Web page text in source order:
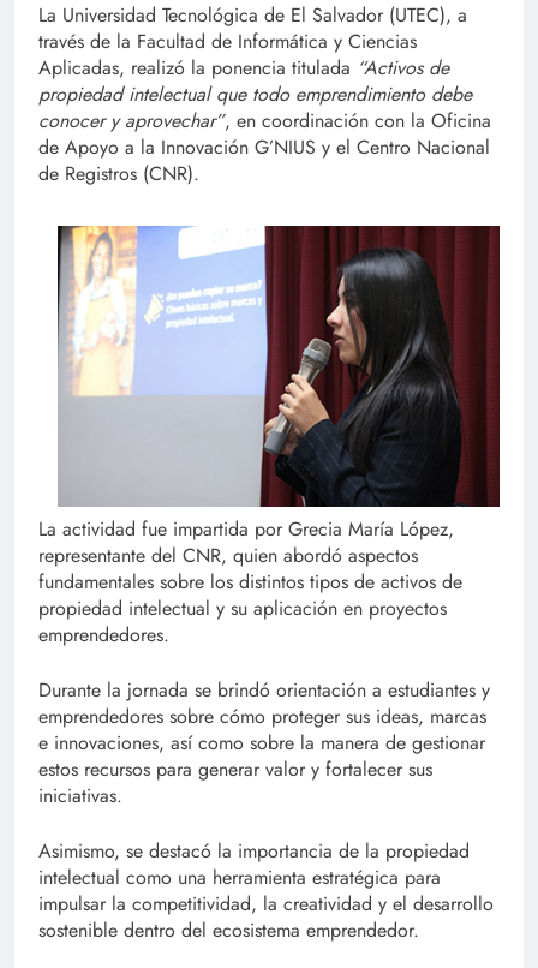
La Universidad Tecnológica de El Salvador (UTEC), a
través de la Facultad de Informática y Ciencias
Aplicadas, realizó la ponencia titulada “Activos de
propiedad intelectual que todo emprendimiento debe
conocer y aprovechar”, en coordinación con la Oficina
de Apoyo a la Innovación G’NIUS y el Centro Nacional
de Registros (CNR).
La actividad fue impartida por Grecia María López,
representante del CNR, quien abordó aspectos
fundamentales sobre los distintos tipos de activos de
propiedad intelectual y su aplicación en proyectos
emprendedores.
Durante la jornada se brindó orientación a estudiantes y
emprendedores sobre cómo proteger sus ideas, marcas
e innovaciones, así como sobre la manera de gestionar
estos recursos para generar valor y fortalecer sus
iniciativas.
Asimismo, se destacó la importancia de la propiedad
intelectual como una herramienta estratégica para
impulsar la competitividad, la creatividad y el desarrollo
sostenible dentro del ecosistema emprendedor.